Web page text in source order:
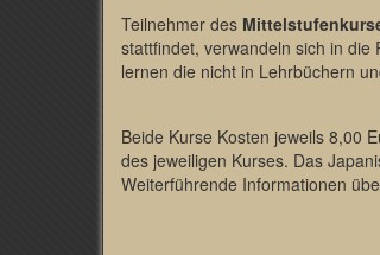
Teilnehmer des
stattfindet, verwandeln sich in
lernen die nicht in Lehrbüchern
Beide Kurse Kosten jeweils 8,00
des jeweiligen Kurses. Das
Weiterführende Informationen